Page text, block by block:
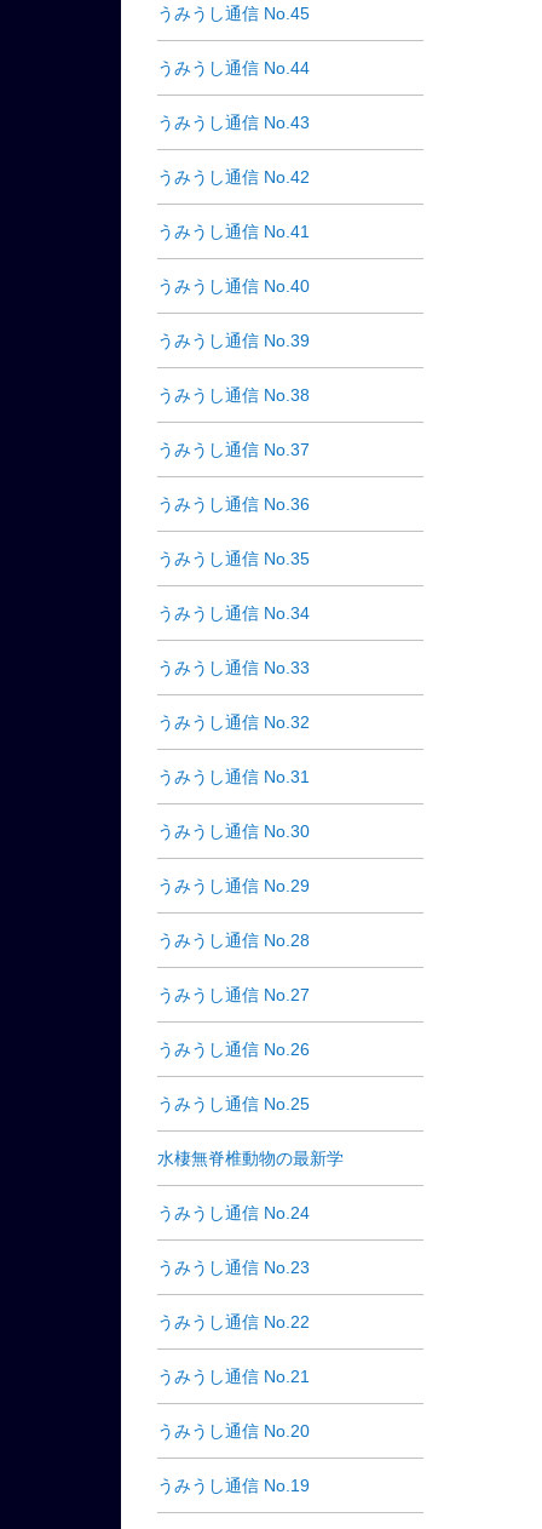
うみうし通信 No.45
うみうし通信 No.44
うみうし通信 No.43
うみうし通信 No.42
うみうし通信 No.41
うみうし通信 No.40
うみうし通信 No.39
うみうし通信 No.38
うみうし通信 No.37
うみうし通信 No.36
うみうし通信 No.35
うみうし通信 No.34
うみうし通信 No.33
うみうし通信 No.32
うみうし通信 No.31
うみうし通信 No.30
うみうし通信 No.29
うみうし通信 No.28
うみうし通信 No.27
うみうし通信 No.26
うみうし通信 No.25
水棲無脊椎動物の最新学
うみうし通信 No.24
うみうし通信 No.23
うみうし通信 No.22
うみうし通信 No.21
うみうし通信 No.20
うみうし通信 No.19